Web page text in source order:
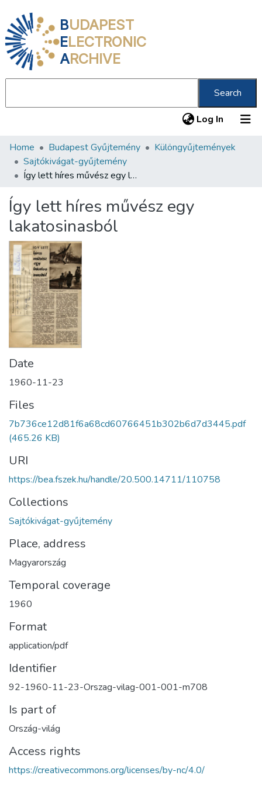
BUDAPEST
ELECTRONIC
ARCHIVE
Search
Log In (current)
Communities & Collections
All of DSpace
Statistics
About us
Home Budapest Gyűjtemény
Különgyűjtemények
Sajtókivágat-gyűjtemény
Így lett híres művész egy lakatosinasból
Így lett híres művész egy
lakatosinasból
Date
1960-11-23
Files
7b736ce12d81f6a68cd60766451b302b6d7d3445.pdf
(465.26 KB)
URI
https://bea.fszek.hu/handle/20.500.14711/110758
Collections
Sajtókivágat-gyűjtemény
Place, address
Magyarország
Temporal coverage
1960
Format
application/pdf
Identifier
92-1960-11-23-Orszag-vilag-001-001-m708
Is part of
Ország-világ
Access rights
https://creativecommons.org/licenses/by-nc/4.0/